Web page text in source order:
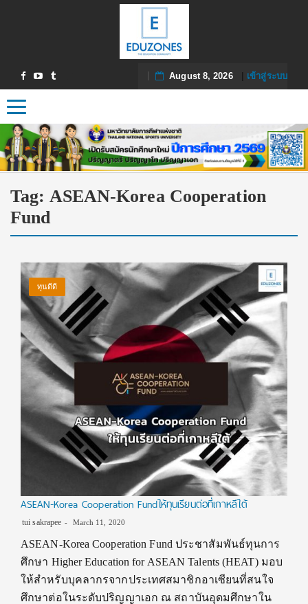
August 8, 2026| เข้าสู่ระบบ
Toggle navigation
Tag: ASEAN-Korea Cooperation
Fund
ทุนดีดี
ASEAN-Korea Cooperation Fundให้ทุนเรียนต่อที่เกาหลีใต้
tui sakrapee March 11, 2020
ASEAN-Korea Cooperation Fund ประชาสัมพันธ์ทุนการ
ศึกษา Higher Education for ASEAN Talents (HEAT) มอบ
ให้สำหรับบุคลากรจากประเทศสมาชิกอาเซียนที่สนใจ
ศึกษาต่อในระดับปริญญาเอก ณ สถาบันอุดมศึกษาใน